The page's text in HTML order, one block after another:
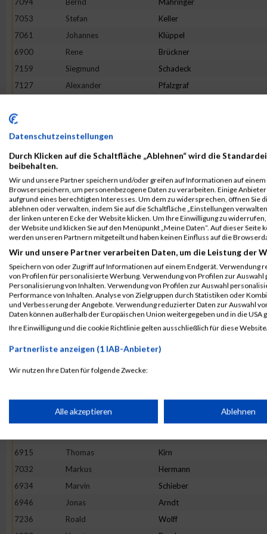
7053
Stefan Keller
7061
Johannes Klüppel
6900
Rene Brückner
7159
Siegmund Schadeck
7127
Alexander Pfalzgraf
6901
7031
Sebastian
7077
Nikolai Kurenkow
7138
6964
Thomas Bierweiler
7169
Ulrich Schmidt
6978
Patrick Büch
7003
Elias Essig
7165
Christoph Schilling
7214
Stefan Von Dosky
6968
Andreas Bondar
6981
Rüdiger Burkard
6921
Andreas Meir
7220
Martin Wallburg
6943
Tom
6989
Paul Conroy
Marius
6915
Thomas Kirn
7032
Markus Hermann
6934
Marvin Schieber
6946
Jonas Arndt
7236
Roald Wolff
Datenschutzeinstellungen
Durch Klicken auf die Schaltfläche „Ablehnen“ wird die
beibehalten.
Wir und unsere Partner speichern und/oder greifen auf Informationen auf einem
Browserspeichern, um personenbezogene Daten zu verarbeiten. Einige
aufgrund eines berechtigten Interesses. Um dem zu widersprechen, öffnen Sie
ablehnen oder verwalten, indem Sie auf die Schaltfläche „Einstellungen
der linken unteren Ecke der Website klicken. Um Ihre Einwilligung zu
der Website und klicken Sie auf den Menüpunkt „Meine Daten“. Auf dieser
werden unseren Partnern mitgeteilt und haben keinen Einfluss auf die
Wir und unsere Partner verarbeiten Daten, um die Leistung der
Speichern von oder Zugriff auf Informationen auf einem Endgerät. Verwendung
von Profilen für personalisierte Werbung. Verwendung von Profilen zur
Personalisierung von Inhalten. Verwendung von Profilen zur Auswahl
Performance von Inhalten. Analyse von Zielgruppen durch Statistiken oder
und Verbesserung der Angebote. Verwendung reduzierter Daten zur Auswahl
Daten können außerhalb der Europäischen Union weitergegeben und in die USA
Ihre Einwilligung und die cookie Richtlinie gelten ausschließlich für diese
Partnerliste anzeigen (1 IAB-Anbieter)
Wir nutzen Ihre Daten für folgende Zwecke:
Speichern von oder Zugriff auf Informationen auf einem
Erstellung von Profilen für personalisierte Werbung
Verwendung von Profilen zur Auswahl personalisierter Werbung
Alle akzeptieren Ablehnen